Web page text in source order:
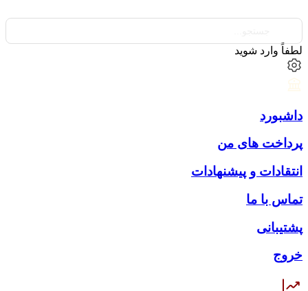
لطفاً وارد شوید
داشبورد
پرداخت های من
انتقادات و پیشنهادات
تماس با ما
پشتیبانی
خروج